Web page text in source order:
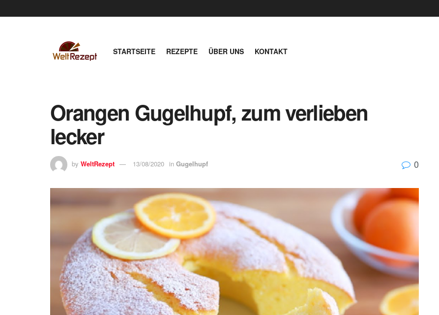
STARTSEITE REZEPTE ÜBER UNS KONTAKT
Orangen Gugelhupf, zum verlieben
lecker
by WeltRezept 13/08/2020 in Gugelhupf 0